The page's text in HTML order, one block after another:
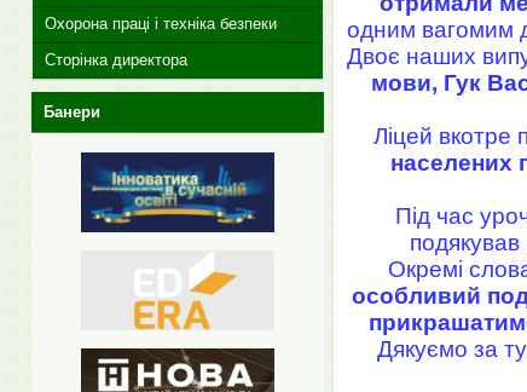
одним вагомим
Двоє наших
мови, Гук
Ліцей вкотре
населених
Під час
подякував
Окремі
особливий
Дякуємо за
Охорона праці і техніка безпеки
Сторінка директора
Банери